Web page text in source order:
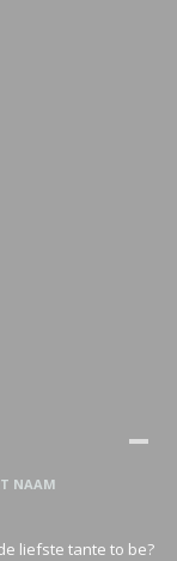
NAAM
liefste tante to be?